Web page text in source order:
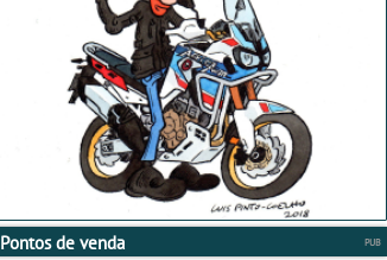
Pontos de venda